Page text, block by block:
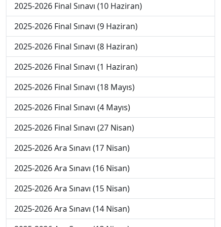
2025-2026 Final Sınavı (10 Haziran)
2025-2026 Final Sınavı (9 Haziran)
2025-2026 Final Sınavı (8 Haziran)
2025-2026 Final Sınavı (1 Haziran)
2025-2026 Final Sınavı (18 Mayıs)
2025-2026 Final Sınavı (4 Mayıs)
2025-2026 Final Sınavı (27 Nisan)
2025-2026 Ara Sınavı (17 Nisan)
2025-2026 Ara Sınavı (16 Nisan)
2025-2026 Ara Sınavı (15 Nisan)
2025-2026 Ara Sınavı (14 Nisan)